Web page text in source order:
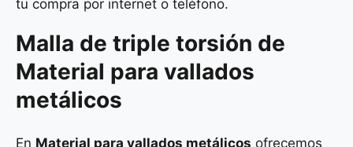
tu compra por internet o teléfono.
Malla de triple torsión de
Material para vallados
metálicos
En Material para vallados metálicos ofrecemos